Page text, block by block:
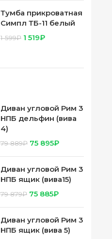
Тумба прикроватная
Симпл ТБ-11 белый
1 599₽ 1 519₽
Диван угловой Рим 3
НПБ дельфин (вива
4)
79 889₽ 75 895₽
Диван угловой Рим 3
НПБ ящик (вива15)
79 879₽ 75 885₽
Диван угловой Рим 3
НПБ ящик (вива 5)